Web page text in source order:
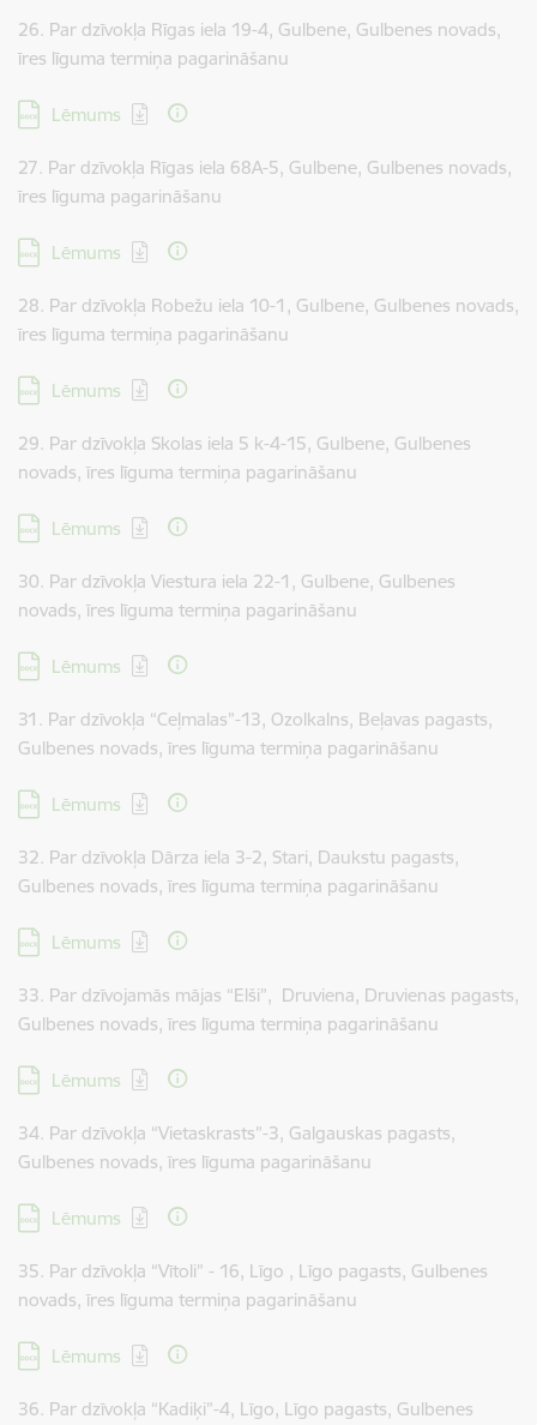
26. Par dzīvokļa Rīgas iela 19-4, Gulbene, Gulbenes novads,
īres līguma termiņa pagarināšanu
Lejupielādēt:
Lēmums
27. Par dzīvokļa Rīgas iela 68A-5, Gulbene, Gulbenes novads,
īres līguma pagarināšanu
Lejupielādēt:
Lēmums
28. Par dzīvokļa Robežu iela 10-1, Gulbene, Gulbenes novads,
īres līguma termiņa pagarināšanu
Lejupielādēt:
Lēmums
29. Par dzīvokļa Skolas iela 5 k-4-15, Gulbene, Gulbenes
novads, īres līguma termiņa pagarināšanu
Lejupielādēt:
Lēmums
30. Par dzīvokļa Viestura iela 22-1, Gulbene, Gulbenes
novads, īres līguma termiņa pagarināšanu
Lejupielādēt:
Lēmums
31. Par dzīvokļa “Ceļmalas”-13, Ozolkalns, Beļavas pagasts,
Gulbenes novads, īres līguma termiņa pagarināšanu
Lejupielādēt:
Lēmums
32. Par dzīvokļa Dārza iela 3-2, Stari, Daukstu pagasts,
Gulbenes novads, īres līguma termiņa pagarināšanu
Lejupielādēt:
Lēmums
33. Par dzīvojamās mājas “Elši”, Druviena, Druvienas pagasts,
Gulbenes novads, īres līguma termiņa pagarināšanu
Lejupielādēt:
Lēmums
34. Par dzīvokļa “Vietaskrasts”-3, Galgauskas pagasts,
Gulbenes novads, īres līguma pagarināšanu
Lejupielādēt:
Lēmums
35. Par dzīvokļa “Vītoli” - 16, Līgo , Līgo pagasts, Gulbenes
novads, īres līguma termiņa pagarināšanu
Lejupielādēt:
Lēmums
36. Par dzīvokļa “Kadiķi”-4, Līgo, Līgo pagasts, Gulbenes